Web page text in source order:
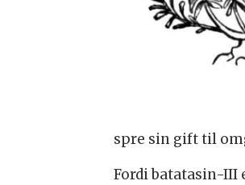
spre sin gift til
Fordi batatasin-III